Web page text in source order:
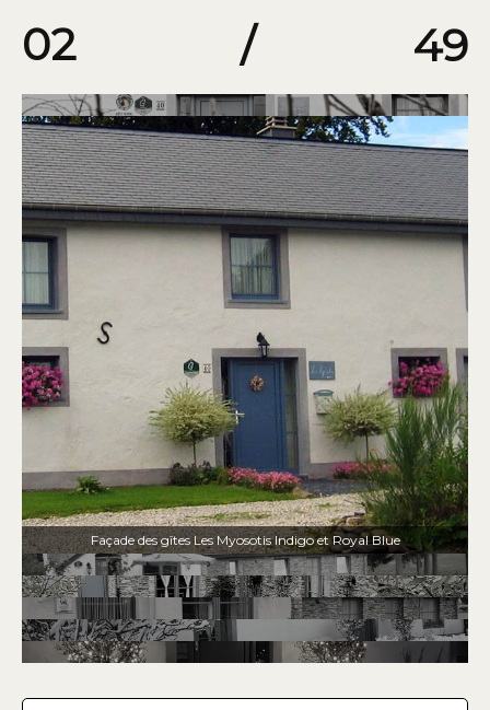
02 / 49
Façade des gîtes Les Myosotis Indigo et Royal Blue